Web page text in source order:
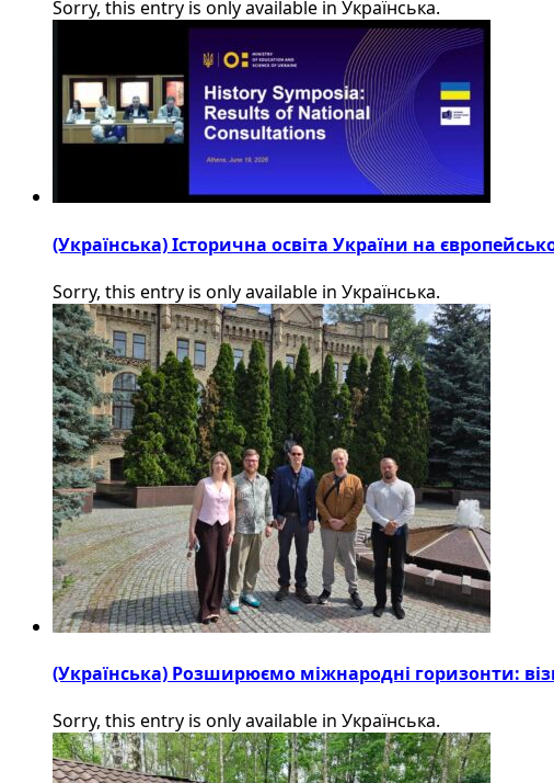
Sorry, this entry is only available in Українська.
(Українська) Історична освіта України на
Sorry, this entry is only available in Українська.
(Українська) Розширюємо міжнародні горизонти:
Sorry, this entry is only available in Українська.